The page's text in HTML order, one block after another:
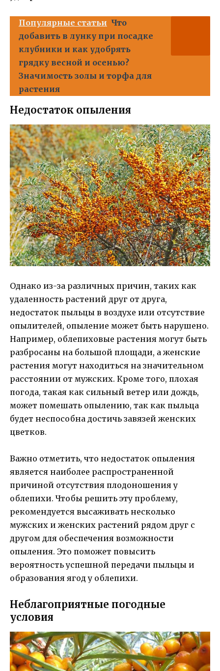
Популярные статьи Что
добавить в лунку при посадке
клубники и как удобрять
грядку весной и осенью?
Значимость золы и торфа для
растения
Недостаток опыления
Однако из-за различных причин, таких как
удаленность растений друг от друга,
недостаток пыльцы в воздухе или отсутствие
опылителей, опыление может быть нарушено.
Например, облепиховые растения могут быть
разбросаны на большой площади, а женские
растения могут находиться на значительном
расстоянии от мужских. Кроме того, плохая
погода, такая как сильный ветер или дождь,
может помешать опылению, так как пыльца
будет неспособна достичь завязей женских
цветков.
Важно отметить, что недостаток опыления
является наиболее распространенной
причиной отсутствия плодоношения у
облепихи. Чтобы решить эту проблему,
рекомендуется высаживать несколько
мужских и женских растений рядом друг с
другом для обеспечения возможности
опыления. Это поможет повысить
вероятность успешной передачи пыльцы и
образования ягод у облепихи.
Неблагоприятные погодные
условия